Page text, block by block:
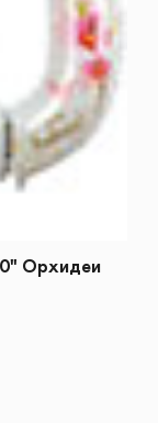
Орхидеи